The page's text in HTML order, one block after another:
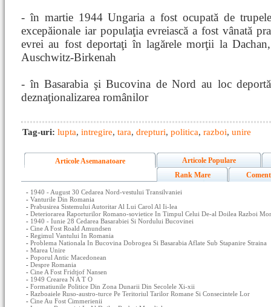
- în martie 1944 Ungaria a fost ocupată de
excepăionale iar populaţia evreiască a fost vânată
evrei au fost deportaţi în lagărele morţii la
Auschwitz-Birkenah
- în Basarabia şi Bucovina de Nord au loc
deznaţionalizarea românilor
Tag-uri: lupta, intregire, tara, drepturi, politica, razboi, unire
Articole Asemanatoare
Articole Populare
Rank Mare
- 1940 - August 30 Cedarea Nord-vestului Transilvaniei
- Vanturile Din Romania
- Prabusirea Sistemului Autoritar Al Lui Carol Al Ii-lea
- Deteriorarea Raporturilor Romano-sovietice In Timpul Celui De-al Doilea Razboi
- 1940 - Iunie 28 Cedarea Basarabiei Si Nordului Bucovinei
- Cine A Fost Roald Amundsen
- Regimul Vantului In Romania
- Problema Nationala In Bucovina Dobrogea Si Basarabia Aflate Sub Stapanire Straina
- Marea Unire
- Poporul Antic Macedonean
- Despre Romania
- Cine A Fost Fridtjof Nansen
- 1949 Crearea N A T O
- Formatiunile Politice Din Zona Dunarii Din Secolele Xi-xii
- Razboaiele Ruso-austro-turce Pe Teritoriul Tarilor Romane Si Consecintele Lor
- Cine Au Fost Cimmerienii